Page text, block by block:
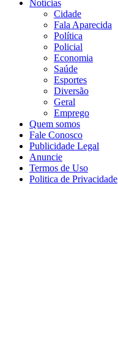
Notícias
Cidade
Fala Aparecida
Política
Policial
Economia
Saúde
Esportes
Diversão
Geral
Emprego
Quem somos
Fale Conosco
Publicidade Legal
Anuncie
Termos de Uso
Politica de Privacidade